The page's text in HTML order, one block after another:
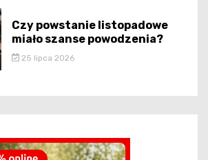
Czy powstanie listopadowe
miało szanse powodzenia?
25 lipca 2026